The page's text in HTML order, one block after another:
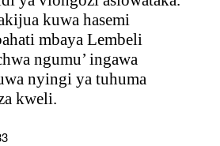
kuwa hasemi
mbaya Lembeli
ngumu’ ingawa
nyingi ya tuhuma
kweli.